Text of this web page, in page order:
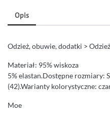
Opis
Odzież, obuwie, dodatki >
Materiał: 95% wiskoza
5% elastan.Dostępne rozmiary:
(42).Warianty kolorystyczne:
Moe